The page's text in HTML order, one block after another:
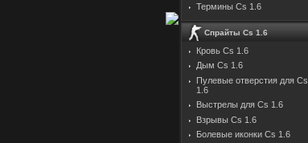
Термины Cs 1.6
Спрайты Cs 1.6
Кровь Cs 1.6
Дым Cs 1.6
Пулевые отверстия для Cs
1.6
Выстрелы для Cs 1.6
Взрывы Cs 1.6
Болевые иконки Cs 1.6